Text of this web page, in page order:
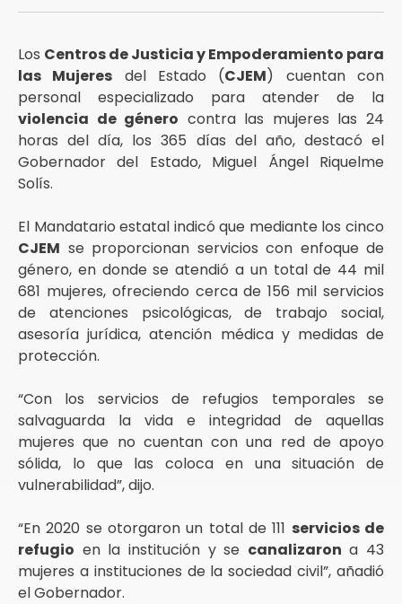
Los Centros de Justicia y Empoderamiento para
las Mujeres del Estado (CJEM) cuentan con
personal especializado para atender de la
violencia de género contra las mujeres las 24
horas del día, los 365 días del año, destacó el
Gobernador del Estado, Miguel Ángel Riquelme
Solís.
El Mandatario estatal indicó que mediante los cinco
CJEM se proporcionan servicios con enfoque de
género, en donde se atendió a un total de 44 mil
681 mujeres, ofreciendo cerca de 156 mil servicios
de atenciones psicológicas, de trabajo social,
asesoría jurídica, atención médica y medidas de
protección.
“Con los servicios de refugios temporales se
salvaguarda la vida e integridad de aquellas
mujeres que no cuentan con una red de apoyo
sólida, lo que las coloca en una situación de
vulnerabilidad”, dijo.
“En 2020 se otorgaron un total de 111 servicios de
refugio en la institución y se canalizaron a 43
mujeres a instituciones de la sociedad civil”, añadió
el Gobernador.